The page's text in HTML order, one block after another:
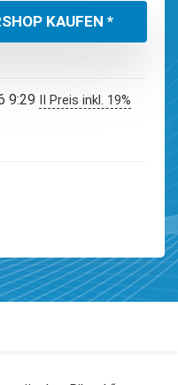
KAUFEN *
9:29
II Preis inkl. 19%